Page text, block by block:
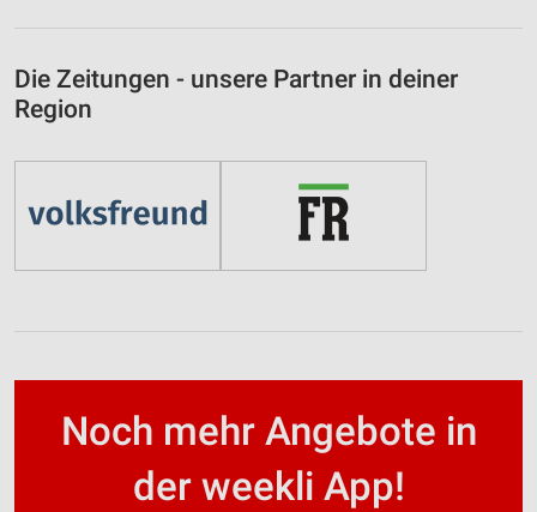
Die Zeitungen - unsere Partner in deiner
Region
Noch mehr Angebote in
der weekli App!